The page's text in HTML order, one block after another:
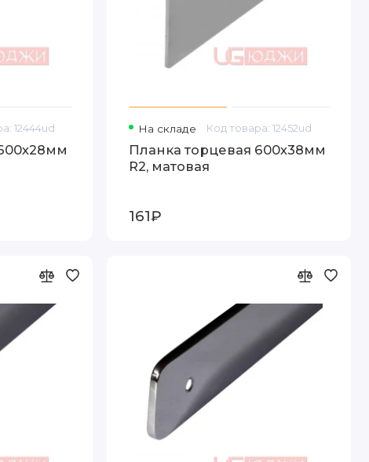
12444ud На складе Код товара: 12452ud
Планка торцевая 600х38мм
R2, матовая
161₽